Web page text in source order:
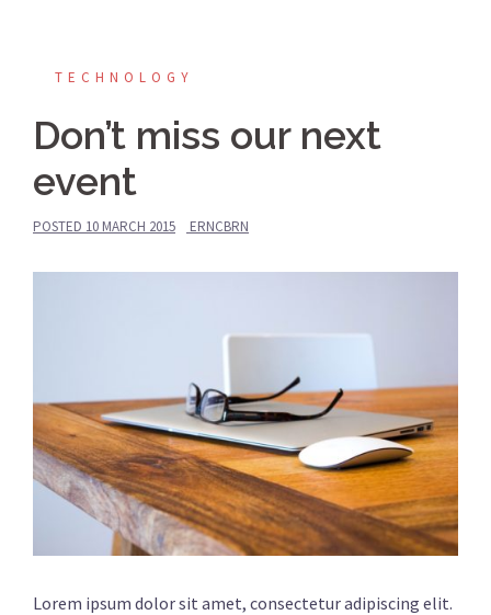
TECHNOLOGY
Don’t miss our next
event
POSTED 10 MARCH 2015 ERNCBRN
Lorem ipsum dolor sit amet, consectetur adipiscing elit.